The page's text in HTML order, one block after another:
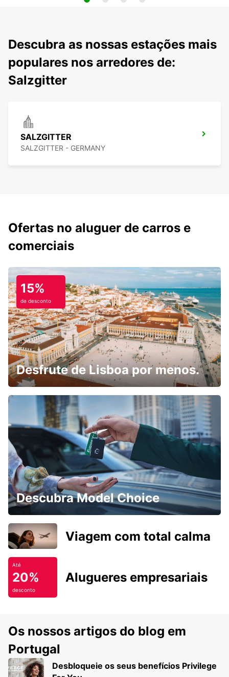
Descubra as nossas estações mais
populares nos arredores de:
Salzgitter
SALZGITTER
SALZGITTER - GERMANY
Ofertas no aluguer de carros e
comerciais
15%
de desconto
Desfrute de Lisboa por menos.
Descubra Model Choice
Viagem com total calma
Até
20%
desconto
Alugueres empresariais
Os nossos artigos do blog em
Portugal
Desbloqueie os seus benefícios Privilege